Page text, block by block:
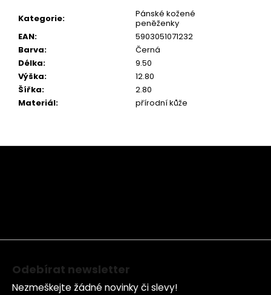
Kategorie:
Pánské kožené
peněženky
EAN:
5903051071232
Barva:
Černá
Délka:
9.50
Výška:
12.80
Šířka:
2.80
Materiál: přírodní kůže
Z
Odebírat newsletter
Nezmeškejte žádné novinky či slevy!